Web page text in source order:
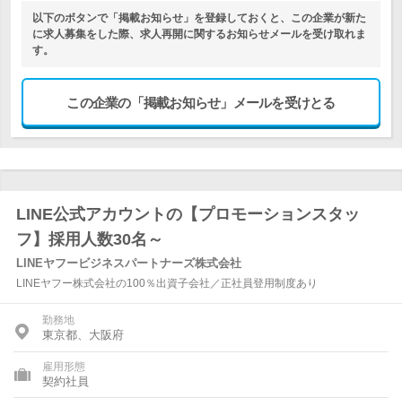
以下のボタンで「掲載お知らせ」を登録しておくと、この企業が新た
に求人募集をした際、求人再開に関するお知らせメールを受け取れま
す。
この企業の「掲載お知らせ」メールを受けとる
LINE公式アカウントの【プロモーションスタッ
フ】採用人数30名～
LINEヤフービジネスパートナーズ株式会社
LINEヤフー株式会社の100％出資子会社／正社員登用制度あり
勤務地
東京都、大阪府
雇用形態
契約社員